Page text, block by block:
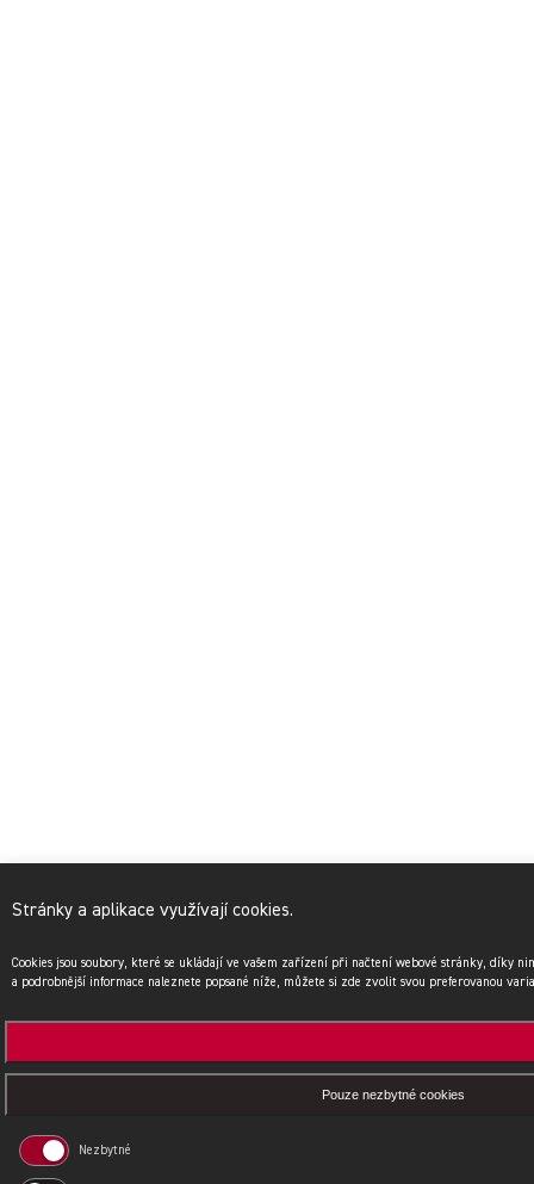
Stránky a aplikace využívají cookies.
Cookies jsou soubory, které se ukládají ve vašem zařízení při načtení webové stránky, díky
a podrobnější informace naleznete popsané níže, můžete si zde zvolit svou preferovanou
Pouze nezbytné cookies
Nezbytné